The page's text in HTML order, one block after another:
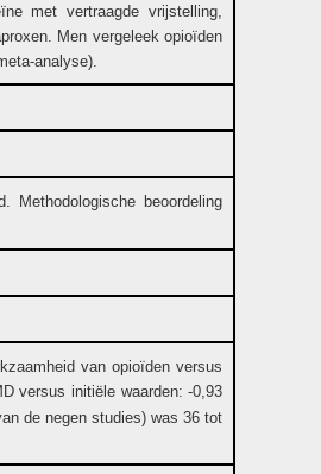
met vertraagde vrijstelling,
Men vergeleek opioïden
analyse).
Methodologische beoordeling
van opioïden versus
versus initiële waarden: -0,93
de negen studies) was 36 tot